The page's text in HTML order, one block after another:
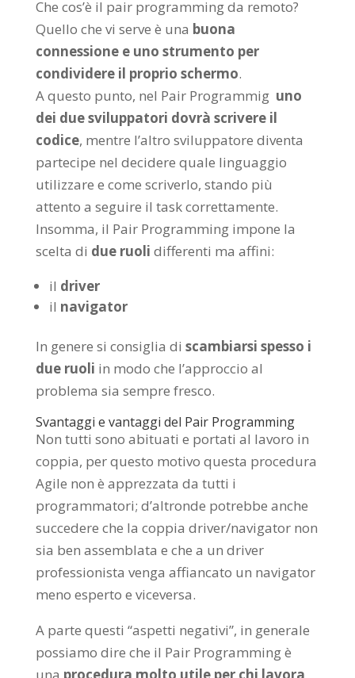
Che cos’è il pair programming da remoto?
Quello che vi serve è una buona
connessione e uno strumento per
condividere il proprio schermo.
A questo punto, nel Pair Programmig uno
dei due sviluppatori dovrà scrivere il
codice, mentre l’altro sviluppatore diventa
partecipe nel decidere quale linguaggio
utilizzare e come scriverlo, stando più
attento a seguire il task correttamente.
Insomma, il Pair Programming impone la
scelta di due ruoli differenti ma affini:
il driver
il navigator
In genere si consiglia di scambiarsi spesso i
due ruoli in modo che l’approccio al
problema sia sempre fresco.
Svantaggi e vantaggi del Pair Programming
Non tutti sono abituati e portati al lavoro in
coppia, per questo motivo questa procedura
Agile non è apprezzata da tutti i
programmatori; d’altronde potrebbe anche
succedere che la coppia driver/navigator non
sia ben assemblata e che a un driver
professionista venga affiancato un navigator
meno esperto e viceversa.
A parte questi “aspetti negativi”, in generale
possiamo dire che il Pair Programming è